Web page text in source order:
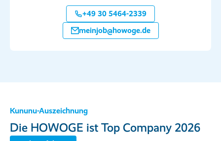
+49 30 5464-2339
meinjob@howoge.de
Kununu-Auszeichnung
Die HOWOGE ist Top Company 2026